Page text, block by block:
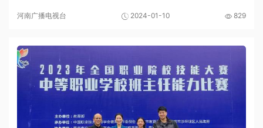
河南广播电视台 2024-01-10 829